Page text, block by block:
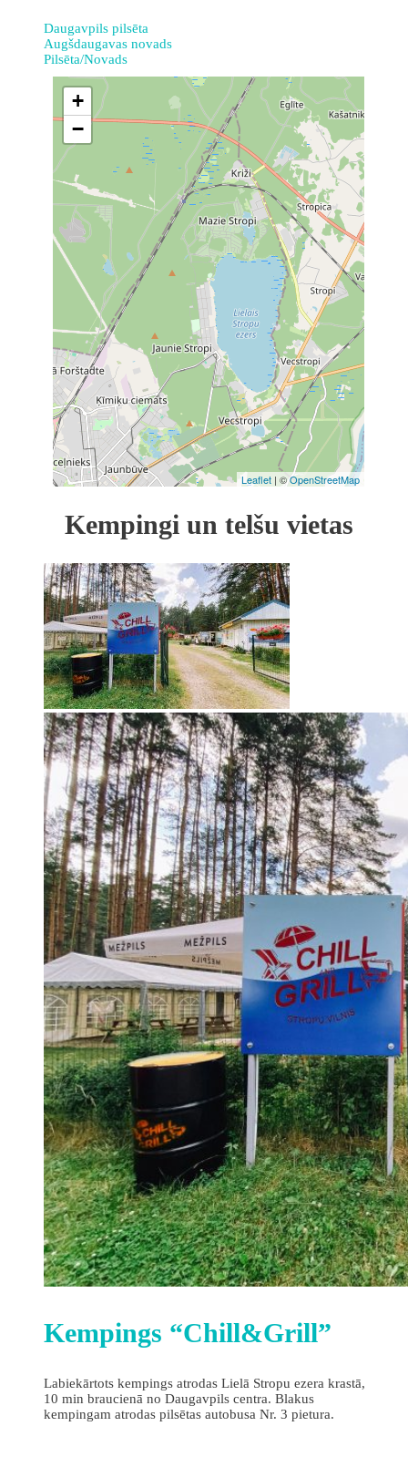
Daugavpils pilsēta
Augšdaugavas novads
Pilsēta/Novads
+
−
Leaflet | ©OpenStreetMap
Kempingi un telšu vietas
Kempings “Chill&Grill”
Labiekārtots kempings atrodas Lielā Stropu ezera krastā,
10 min braucienā no Daugavpils centra. Blakus
kempingam atrodas pilsētas autobusa Nr. 3 pietura.